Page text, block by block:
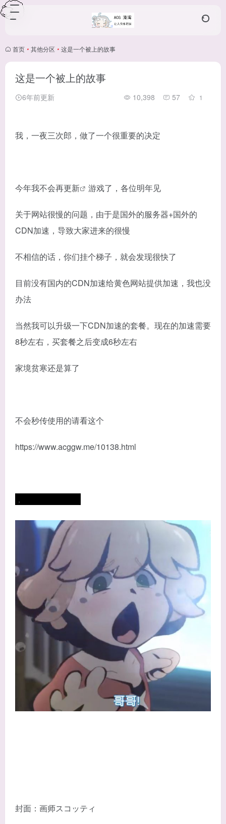
首页 • 其他分区 • 这是一个被上的故事
这是一个被上的故事
6年前更新 10,398 57 1
我，一夜三次郎，做了一个很重要的决定
今年我不会再更新 游戏了，各位明年见
关于网站很慢的问题，由于是国外的服务器+国外的
CDN加速，导致大家进来的很慢
不相信的话，你们挂个梯子，就会发现很快了
目前没有国内的CDN加速给黄色网站提供加速，我也没
办法
当然我可以升级一下CDN加速的套餐。现在的加速需要
8秒左右，买套餐之后变成6秒左右
家境贫寒还是算了
不会秒传使用的请看这个
https://www.acggw.me/10138.html
，
封面：画师スコッティ